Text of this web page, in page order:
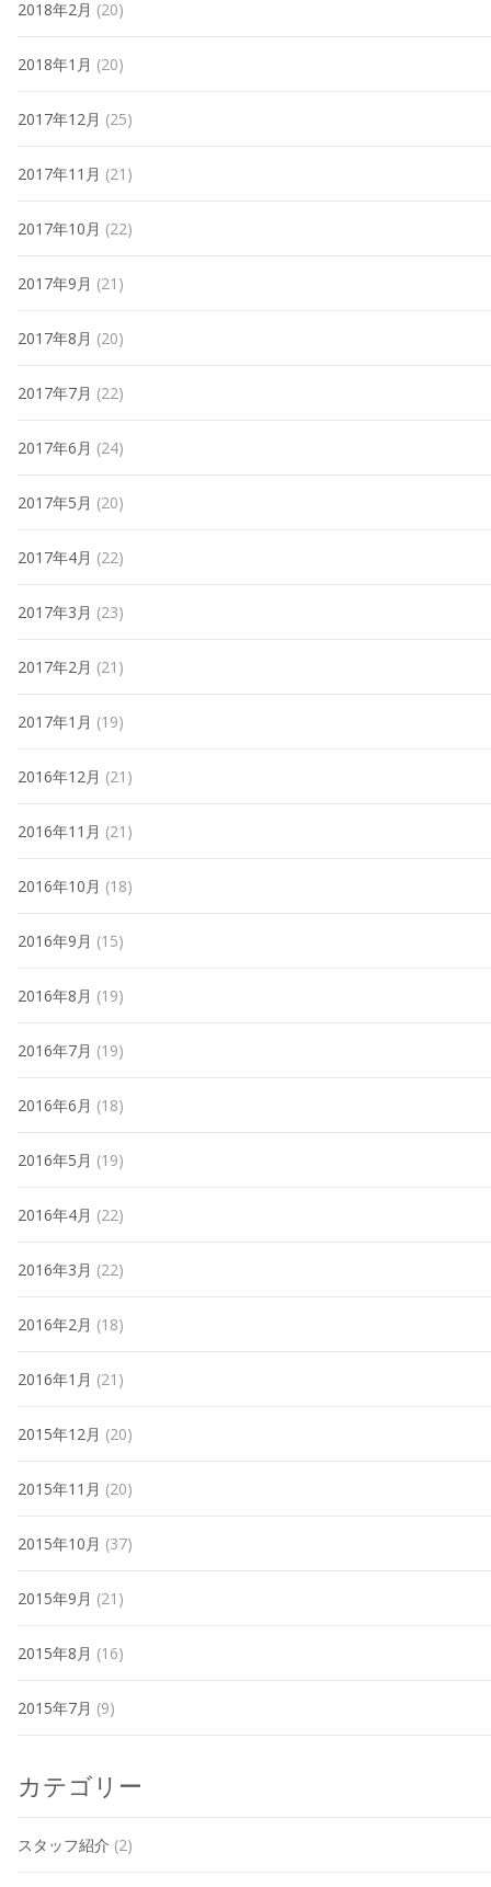
2018年2月 (20)
2018年1月 (20)
2017年12月 (25)
2017年11月 (21)
2017年10月 (22)
2017年9月 (21)
2017年8月 (20)
2017年7月 (22)
2017年6月 (24)
2017年5月 (20)
2017年4月 (22)
2017年3月 (23)
2017年2月 (21)
2017年1月 (19)
2016年12月 (21)
2016年11月 (21)
2016年10月 (18)
2016年9月 (15)
2016年8月 (19)
2016年7月 (19)
2016年6月 (18)
2016年5月 (19)
2016年4月 (22)
2016年3月 (22)
2016年2月 (18)
2016年1月 (21)
2015年12月 (20)
2015年11月 (20)
2015年10月 (37)
2015年9月 (21)
2015年8月 (16)
2015年7月 (9)
カテゴリー
スタッフ紹介 (2)